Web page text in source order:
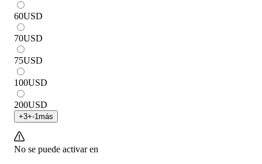
60USD
70USD
75USD
100USD
200USD
+3+-1 más
No se puede activar en